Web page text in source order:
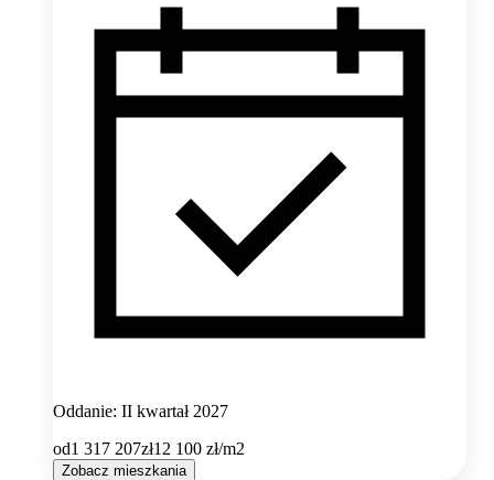
Oddanie: II kwartał 2027
od1 317 207zł12 100 zł/m2
Zobacz mieszkania